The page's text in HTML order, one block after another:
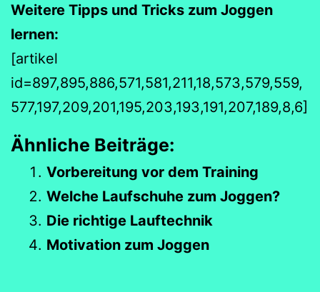
Weitere Tipps und Tricks zum Joggen
lernen:
[artikel
id=897,895,886,571,581,211,18,573,579,559,
577,197,209,201,195,203,193,191,207,189,8,6]
Ähnliche Beiträge:
Vorbereitung vor dem Training
Welche Laufschuhe zum Joggen?
Die richtige Lauftechnik
Motivation zum Joggen